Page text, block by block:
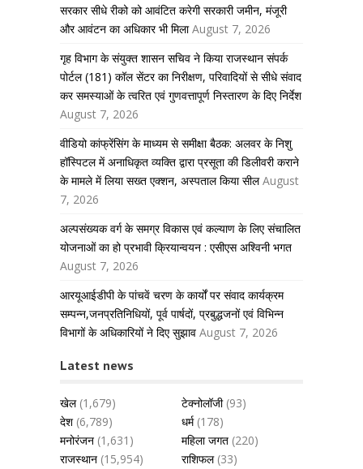
सरकार सीधे रीको को आवंटित करेगी सरकारी जमीन, मंजूरी
और आवंटन का अधिकार भी मिला August 7, 2026
गृह विभाग के संयुक्त शासन सचिव ने किया राजस्थान संपर्क
पोर्टल (181) कॉल सेंटर का निरीक्षण, परिवादियों से सीधे संवाद
कर समस्याओं के त्वरित एवं गुणवत्तापूर्ण निस्तारण के दिए निर्देश
August 7, 2026
वीडियो कांफ्रेंसिंग के माध्यम से समीक्षा बैठक: अलवर के निशु
हॉस्पिटल में अनाधिकृत व्यक्ति द्वारा प्रसूता की डिलीवरी कराने
के मामले में लिया सख्त एक्शन, अस्पताल किया सील August
7, 2026
अल्पसंख्यक वर्ग के समग्र विकास एवं कल्याण के लिए संचालित
योजनाओं का हो प्रभावी क्रियान्वयन : एसीएस अश्विनी भगत
August 7, 2026
आरयूआईडीपी के पांचवें चरण के कार्यों पर संवाद कार्यक्रम
सम्पन्न,जनप्रतिनिधियों, पूर्व पार्षदों, प्रबुद्धजनों एवं विभिन्न
विभागों के अधिकारियों ने दिए सुझाव August 7, 2026
Latest news
खेल(1,679) टेक्नोलॉजी(93)
देश(6,789) धर्म(178)
मनोरंजन (1,631) महिला जगत (220)
राजस्थान (15,954) राशिफल(33)